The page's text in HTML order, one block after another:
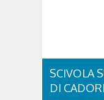
SCIVOLA
DI